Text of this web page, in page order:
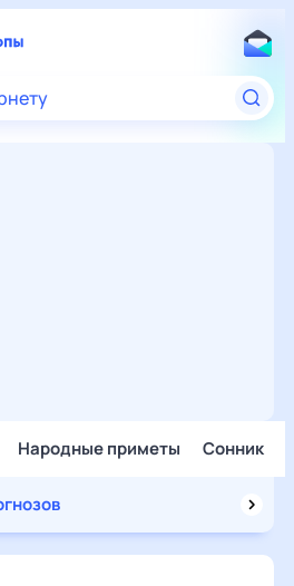
Народные приметы Сонник